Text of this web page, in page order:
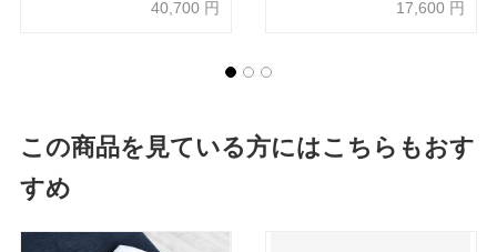
40,700 円 17,600 円
この商品を見ている方にはこちらもおす
すめ